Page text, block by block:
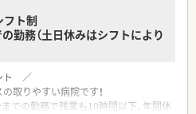
ト制
勤務（土日休みはシフトにより
ト ／
取りやすい病院です！
での勤務で残業も10時間以下、年間休